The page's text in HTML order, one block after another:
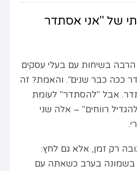
של "אני אסתדר
בשיחות עם בעלי עסקים
ככה כבר שנים". והאמת? זה
אבל "להסתדר" לעומת
רווחים" – אלה שני
רק זמן, אלא גם לחץ:
בשמונה בערב כשאתה עם